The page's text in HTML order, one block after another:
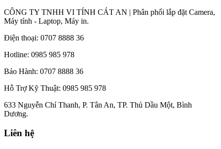
CÔNG TY TNHH VI TÍNH CÁT AN | Phân phối lắp đặt Camera,
Máy tính - Laptop, Máy in.
Điện thoại: 0707 8888 36
Hotline: 0985 985 978
Bảo Hành: 0707 8888 36
Hỗ Trợ Kỹ Thuật: 0985 985 978
633 Nguyễn Chí Thanh, P. Tân An, TP. Thủ Dầu Một, Bình
Dương.
Liên hệ